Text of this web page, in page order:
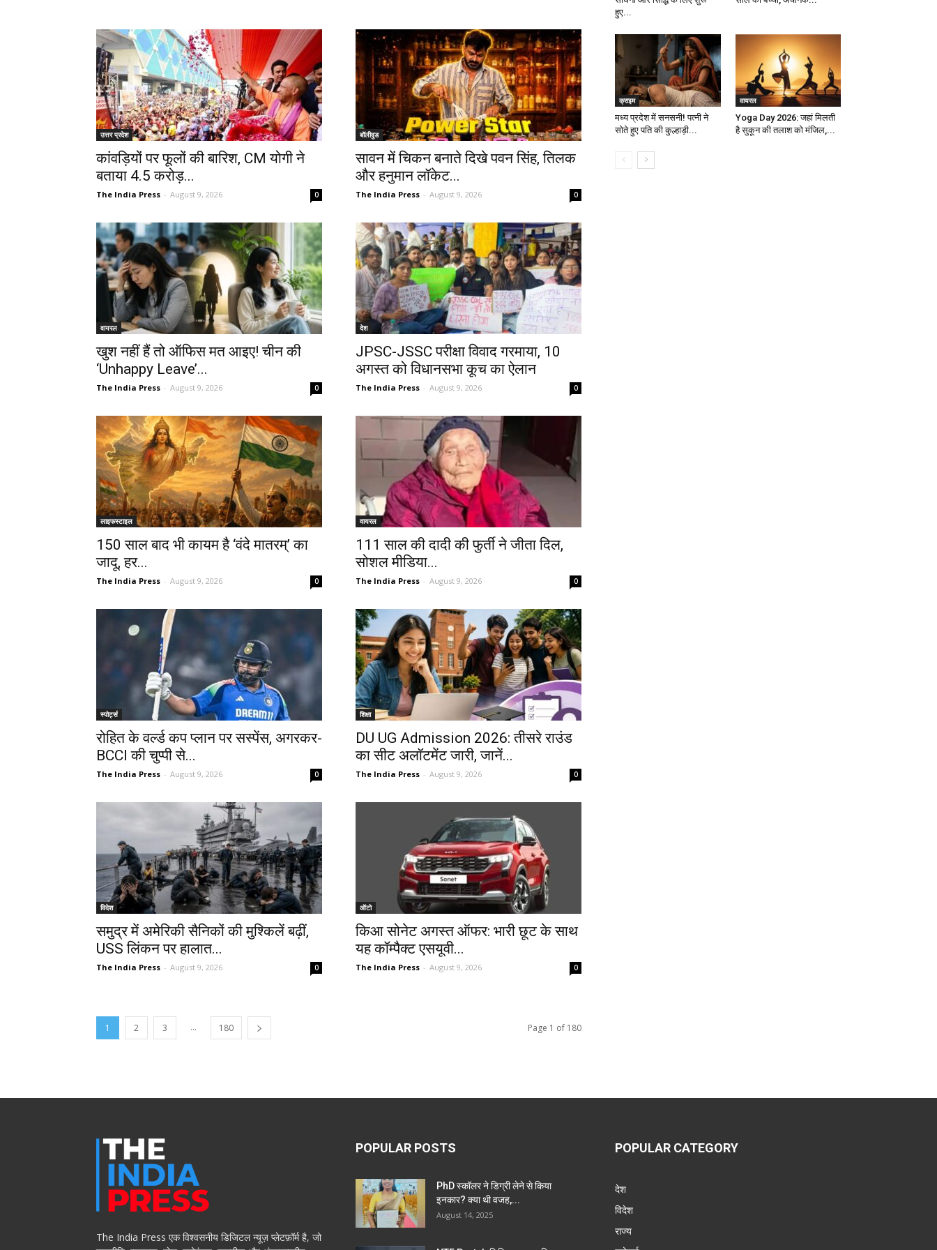
उत्तर प्रदेश
कांवड़ियों पर फूलों की बारिश, CM योगी ने
बताया 4.5 करोड़...
The India Press - August 9, 2026 0
बॉलीवुड
सावन में चिकन बनाते दिखे पवन सिंह, तिलक
और हनुमान लॉकेट...
The India Press - August 9, 2026 0
वायरल
खुश नहीं हैं तो ऑफिस मत आइए! चीन की
‘Unhappy Leave’...
The India Press - August 9, 2026 0
देश
JPSC-JSSC परीक्षा विवाद गरमाया, 10
अगस्त को विधानसभा कूच का ऐलान
The India Press - August 9, 2026 0
लाइफस्टाइल
150 साल बाद भी कायम है ‘वंदे मातरम्’ का
जादू, हर...
The India Press - August 9, 2026 0
वायरल
111 साल की दादी की फुर्ती ने जीता दिल,
सोशल मीडिया...
The India Press - August 9, 2026 0
स्पोर्ट्स
रोहित के वर्ल्ड कप प्लान पर सस्पेंस, अगरकर-
BCCI की चुप्पी से...
The India Press - August 9, 2026 0
शिक्षा
DU UG Admission 2026: तीसरे राउंड
का सीट अलॉटमेंट जारी, जानें...
The India Press - August 9, 2026 0
विदेश
समुद्र में अमेरिकी सैनिकों की मुश्किलें बढ़ीं,
USS लिंकन पर हालात...
The India Press - August 9, 2026 0
ऑटो
किआ सोनेट अगस्त ऑफर: भारी छूट के साथ
यह कॉम्पैक्ट एसयूवी...
The India Press - August 9, 2026 0
1 2 3 ... 180 Page 1 of 180
हुए...
क्राइम
मध्य प्रदेश में सनसनी! पत्नी ने
सोते हुए पति की कुल्हाड़ी...
वायरल
Yoga Day 2026: जहां मिलती
है सुकून की तलाश को मंजिल,...
The India Press एक विश्वसनीय डिजिटल न्यूज़ प्लेटफ़ॉर्म है, जो
POPULAR POSTS
PhD स्कॉलर ने डिग्री लेने से किया
इनकार? क्या थी वजह,...
August 14, 2025
POPULAR CATEGORY
देश
विदेश
राज्य